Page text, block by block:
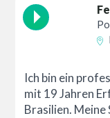
Ich bin ein
mit 19 Jahren
Brasilien.